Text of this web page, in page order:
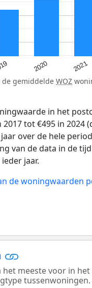
2020 2021
de gemiddelde WOZ
in het
tot €495 in 2024
over de hele
van de data in de
jaar.
de woningwaarden
meeste voor in het
tussenwoningen.